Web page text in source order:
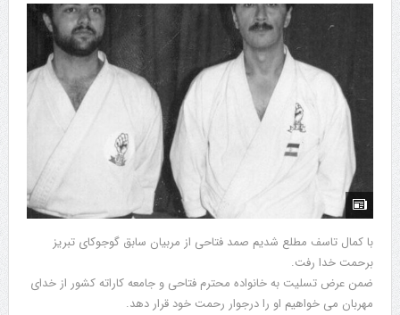
با كمال تاسف مطلع شديم صمد فتاحى از مربيان سابق گوجوكاى تبريز
برحمت خدا رفت.
ضمن عرض تسليت به خانواده محترم فتاحى و جامعه كاراته كشور از خداى
مهربان مى خواهيم او را درجوار رحمت خود قرار دهد.